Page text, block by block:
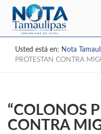
Usted está en: Nota
PROTESTAN CONTRA
“COLONOS
CONTRA